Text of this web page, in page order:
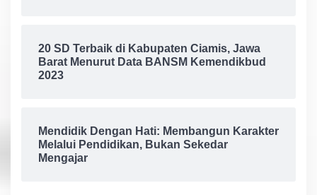
20 SD Terbaik di Kabupaten Ciamis, Jawa
Barat Menurut Data BANSM Kemendikbud
2023
Mendidik Dengan Hati: Membangun Karakter
Melalui Pendidikan, Bukan Sekedar
Mengajar